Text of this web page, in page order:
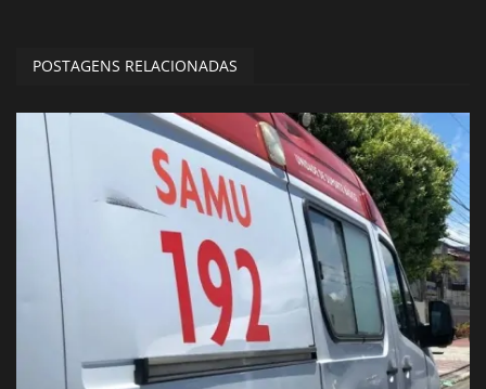
POSTAGENS RELACIONADAS